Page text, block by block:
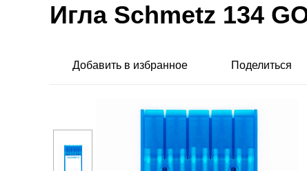
Игла Schmetz 134